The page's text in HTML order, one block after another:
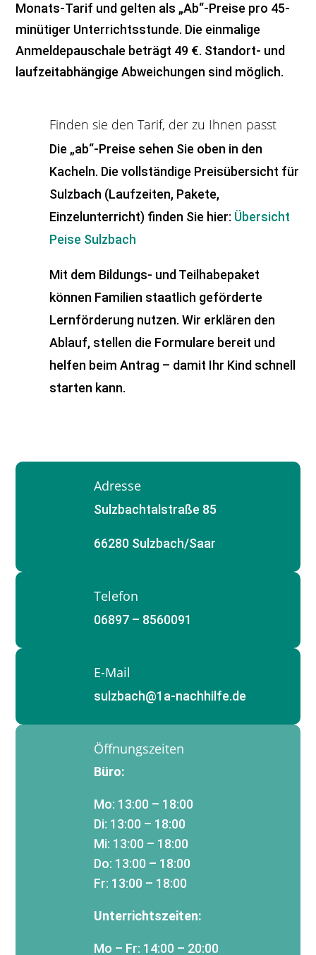
Monats-Tarif und gelten als „Ab“-Preise pro 45-
minütiger Unterrichtsstunde. Die einmalige
Anmeldepauschale beträgt 49 €. Standort- und
laufzeitabhängige Abweichungen sind möglich.
Finden sie den Tarif, der zu Ihnen passt
Die „ab“-Preise sehen Sie oben in den
Kacheln. Die vollständige Preisübersicht für
Sulzbach (Laufzeiten, Pakete,
Einzelunterricht) finden Sie hier: Übersicht
Peise Sulzbach
Mit dem Bildungs- und Teilhabepaket
können Familien staatlich geförderte
Lernförderung nutzen. Wir erklären den
Ablauf, stellen die Formulare bereit und
helfen beim Antrag – damit Ihr Kind schnell
starten kann.
Adresse
Sulzbachtalstraße 85
66280 Sulzbach/Saar
Telefon
06897 – 8560091
E-Mail
sulzbach@1a-nachhilfe.de
Öffnungszeiten
Büro:
Mo: 13:00 – 18:00
Di: 13:00 – 18:00
Mi: 13:00 – 18:00
Do: 13:00 – 18:00
Fr: 13:00 – 18:00
Unterrichtszeiten:
Mo – Fr: 14:00 – 20:00